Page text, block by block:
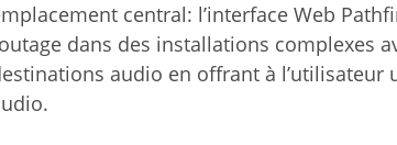
central: l’interface Web
dans des installations complexes
audio en offrant à